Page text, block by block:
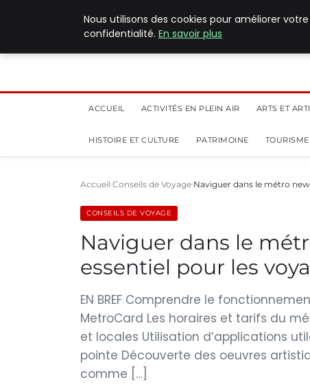
ACCUEIL ACTIVITÉS EN PLEIN AIR ARTS ET
HISTOIRE ET CULTURE PATRIMOINE
Accueil Conseils de Voyage Naviguer dans le métro
CONSEILS DE VOYAGE
Naviguer dans le
essentiel pour les
EN BREF Comprendre le
MetroCard Les horaires et tarifs du
et locales Utilisation d’applications
pointe Découverte des oeuvres
comme […]
Nous utilisons des cookies pour améliorer
confidentialité. En savoir plus